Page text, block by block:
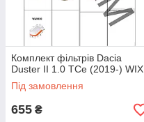
Комплект фільтрів Dacia
Duster II 1.0 TCe (2019-) WIX
Під замовлення
655 ₴